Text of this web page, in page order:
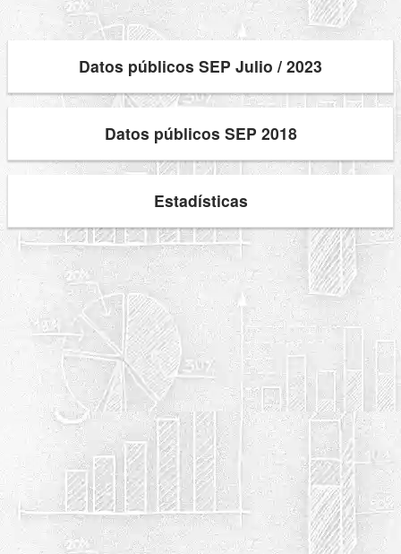
Datos públicos SEP Julio / 2023
Datos públicos SEP 2018
Estadísticas